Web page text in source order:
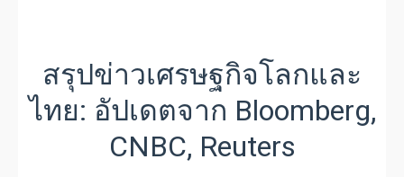
สรุปข่าวเศรษฐกิจโลกและ
ไทย: อัปเดตจาก Bloomberg,
CNBC, Reuters